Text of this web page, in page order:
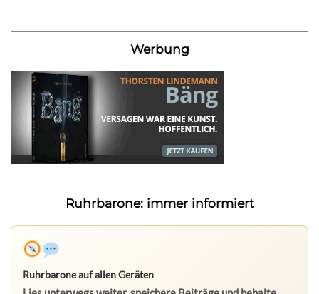
Werbung
Ruhrbarone: immer informiert
Ruhrbarone auf allen Geräten
Lies unterwegs weiter, speichere Beiträge und behalte